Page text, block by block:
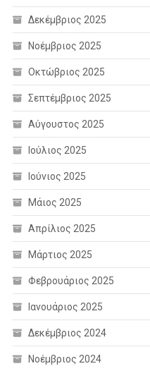
Δεκέμβριος 2025
Νοέμβριος 2025
Οκτώβριος 2025
Σεπτέμβριος 2025
Αύγουστος 2025
Ιούλιος 2025
Ιούνιος 2025
Μάιος 2025
Απρίλιος 2025
Μάρτιος 2025
Φεβρουάριος 2025
Ιανουάριος 2025
Δεκέμβριος 2024
Νοέμβριος 2024